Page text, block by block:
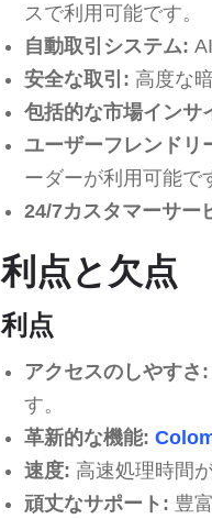
スで利用可能です。
自動取引システム:
安全な取引: 高度な
包括的な市場インサ
ユーザーフレンドリ
ーダーが利用可能で
24/7カスタマーサー
利点と欠点
利点
アクセスのしやすさ:
す。
革新的な機能:
速度: 高速処理時間
頑丈なサポート: 豊